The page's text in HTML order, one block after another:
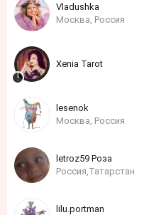
Vladushka
Москва, Россия
Xenia Tarot
lesenok
Москва, Россия
letroz59 Роза
Россия,Татарстан
lilu.portman